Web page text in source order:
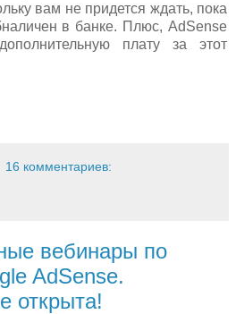
вам не придется ждать, пока
в банке. Плюс, AdSense
плату за этот
16 комментариев:
вебинары по
AdSense.
открыта!